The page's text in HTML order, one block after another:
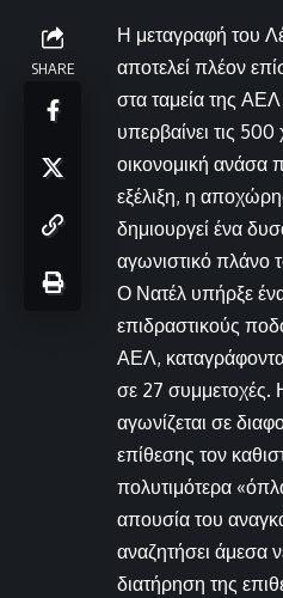
SHARE
Η μεταγραφή του
αποτελεί πλέον
στα ταμεία της
υπερβαίνει τις
οικονομική ανάσα
εξέλιξη, η
δημιουργεί ένα
αγωνιστικό πλάνο
Ο Νατέλ υπήρξε
επιδραστικούς
ΑΕΛ,
σε 27 συμμετοχές.
αγωνίζεται σε
επίθεσης τον
πολυτιμότερα
απουσία του
αναζητήσει άμεσα
διατήρηση της